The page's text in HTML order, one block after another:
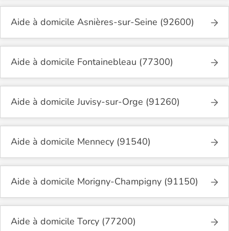
Aide à domicile Asnières-sur-Seine (92600)
Aide à domicile Fontainebleau (77300)
Aide à domicile Juvisy-sur-Orge (91260)
Aide à domicile Mennecy (91540)
Aide à domicile Morigny-Champigny (91150)
Aide à domicile Torcy (77200)